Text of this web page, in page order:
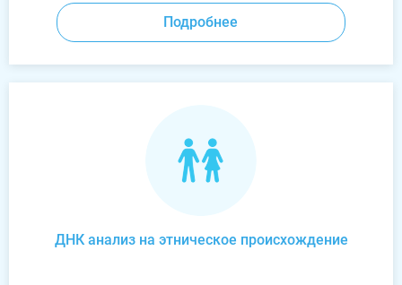
Подробнее
ДНК анализ на этническое происхождение